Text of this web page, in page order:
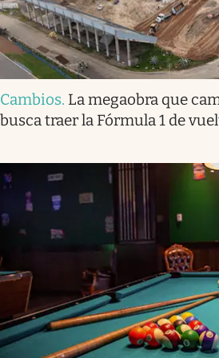
Cambios. La megaobra que
busca traer la Fórmula 1 de